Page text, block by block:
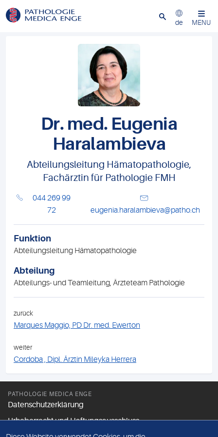
Schliessen
de
MENU
Dr. med. Eugenia
Haralambieva
Abteilungsleitung Hämatopathologie,
Fachärztin für Pathologie FMH
044 269 99
72
eugenia.haralambieva@patho.ch
Funktion
Abteilungsleitung Hämatopathologie
Abteilung
Abteilungs- und Teamleitung, Ärzteteam Pathologie
zurück
Marques Maggio, PD Dr. med. Ewerton
weiter
Cordoba , Dipl. Ärztin Mileyka Herrera
PATHOLOGIE MEDICA ENGE
Datenschutzerklärung
Urheberrecht und Haftungsausschluss